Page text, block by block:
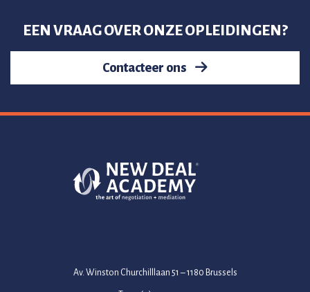
EEN VRAAG OVER ONZE OPLEIDINGEN?
Contacteer ons
Av. Winston Churchilllaan 51 – 1180 Brussels